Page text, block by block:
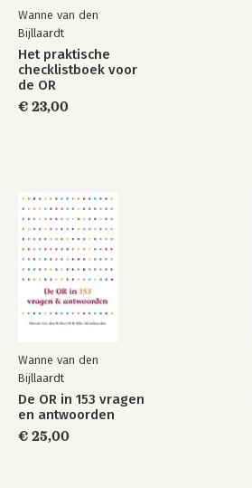
Handboek OR & HR
beleid
Bekijk alle boeken
Wanne van den
Bijllaardt
Het praktische
checklistboek voor
de OR
€ 23,00
Wanne van den
Bijllaardt
De OR in 153 vragen
en antwoorden
€ 25,00